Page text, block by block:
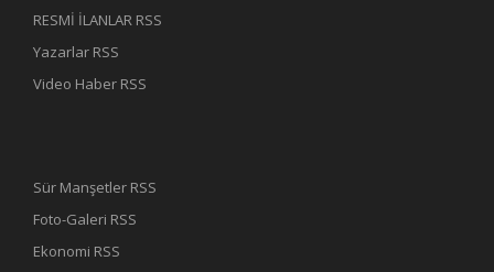
RESMİ İLANLAR RSS
Yazarlar RSS
Video Haber RSS
Sür Manşetler RSS
Foto-Galeri RSS
Ekonomi RSS